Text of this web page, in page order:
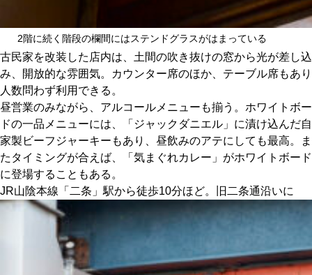
2階に続く階段の欄間にはステンドグラスがはまっている
古民家を改装した店内は、土間の吹き抜けの窓から光が差し込
み、開放的な雰囲気。カウンター席のほか、テーブル席もあり
人数問わず利用できる。
昼営業のみながら、アルコールメニューも揃う。ホワイトボー
ドの一品メニューには、「ジャックダニエル」に漬け込んだ自
家製ビーフジャーキーもあり、昼飲みのアテにしても最高。ま
たタイミングが合えば、「気まぐれカレー」がホワイトボード
に登場することもある。
JR山陰本線「二条」駅から徒歩10分ほど。旧二条通沿いに